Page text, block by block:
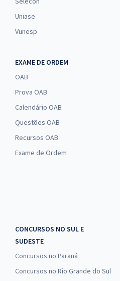
Uniase
Vunesp
EXAME DE ORDEM
OAB
Prova OAB
Calendário OAB
Questões OAB
Recursos OAB
Exame de Ordem
CONCURSOS NO SUL E
SUDESTE
Concursos no Paraná
Concursos no Rio Grande do Sul